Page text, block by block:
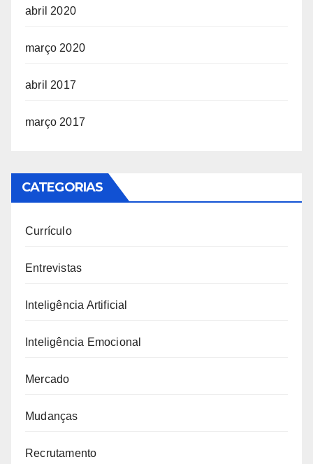
abril 2020
março 2020
abril 2017
março 2017
CATEGORIAS
Currículo
Entrevistas
Inteligência Artificial
Inteligência Emocional
Mercado
Mudanças
Recrutamento